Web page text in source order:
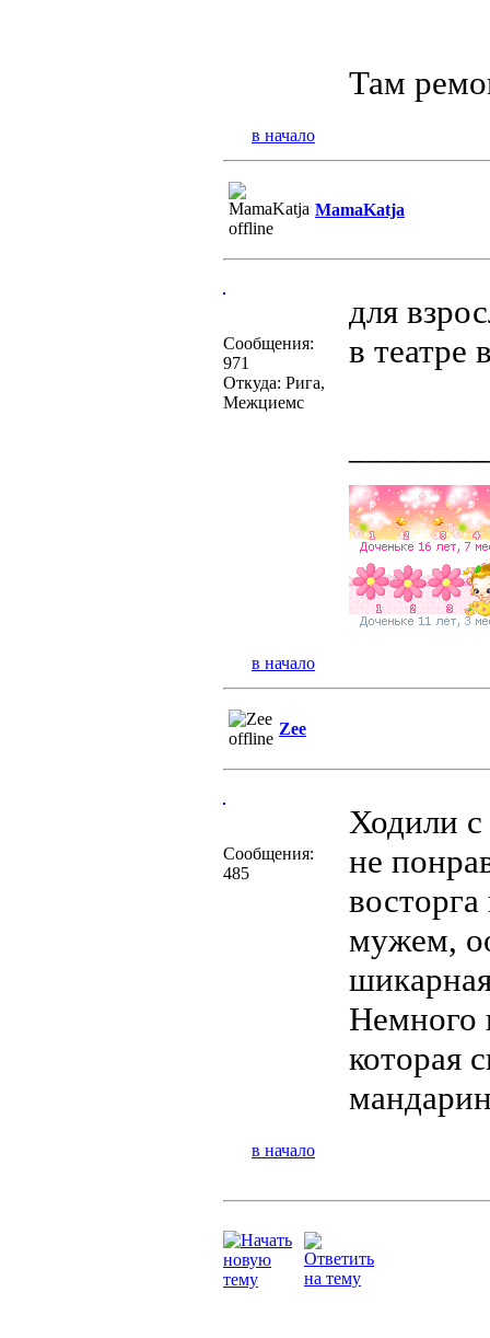
Там
в начало
MamaKatja
Сообщения:
971
Откуда: Рига,
Межциемс
для
в театре
в начало
Zee
Сообщения:
485
Ходили
не
мужем,
Немного
которая
в начало